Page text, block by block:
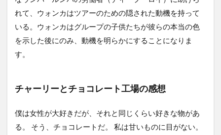
れて、ウォンカはツアーのための隠された動機を持って
いる。ウォンカはグループの子供たちが彼らの本当の色
を示した後にのみ、動機を明らかにすることになりま
す。
チャーリーとチョコレート工場の感想
僕は女性が大好きだが、それと同じくらい好きな物があ
る。 そう、チョコレートだ。 私は甘いものに目がない。